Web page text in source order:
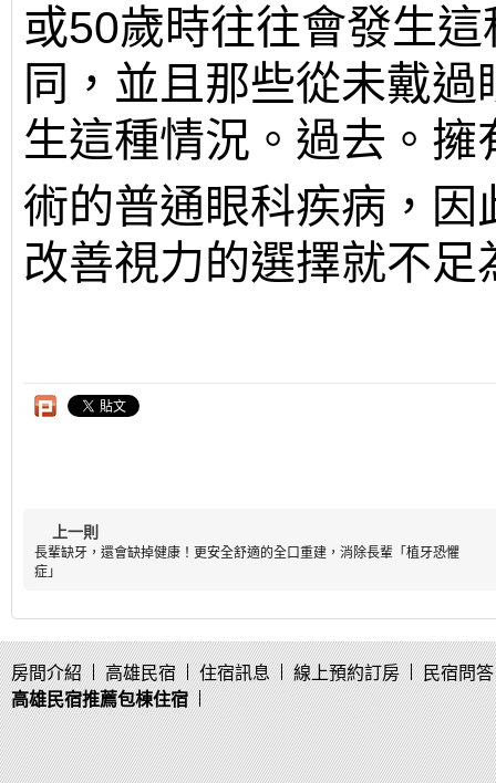
或50歲時往往會發生
同，並且那些從未戴
生這種情況。過去。擁
術的普通眼科疾病，
改善視力的選擇就不足
上一則
長輩缺牙，還會缺掉健康！更安全舒適的全口重建，消除長輩「植牙恐懼
症」
房間介紹 高雄民宿 住宿訊息 線上預約訂房
民宿問答
高雄民宿推薦包棟住宿